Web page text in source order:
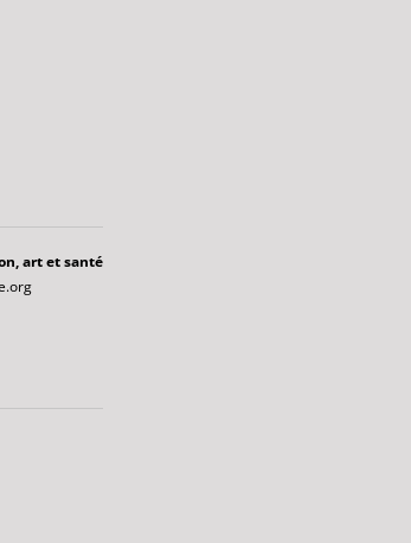
art et santé